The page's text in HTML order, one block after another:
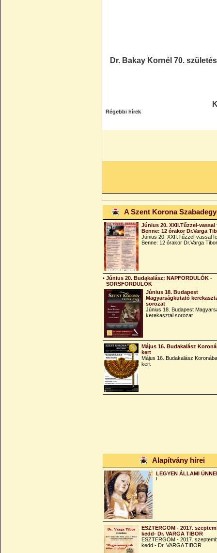
Dr. Bakay Kornél 70.
Régebbi hírek
A Szent Korona
Június 20. XXII.Tűzzel-
Benne: 12 órakor Dr.Varga
Június 20. XXII.Tűzzel-vassal
Benne: 12 órakor Dr.Varga Tibor
• Június 20. Budakalász: NAPFORDULÓK -
SORSFORDULÓK
Június 18. Budapest
Magyarságkutató
sorozat
Június 18. Budapest
kerekasztal sorozat
Május 16. Budakalász
kert
Május 16. Budakalász
kert
Alapítvány hírei
LEGYEN ÁLLAMI
!
ESZTERGOM - 2017.
kedd- Dr. VARGA TIBOR
ESZTERGOM - 2017.
kedd - Dr. VARGA TIBOR